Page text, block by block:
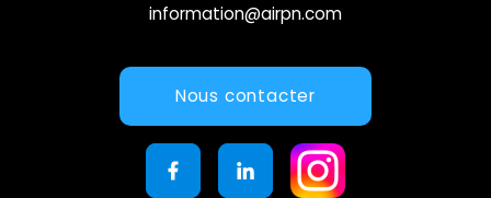
information@airpn.com
Nous contacter